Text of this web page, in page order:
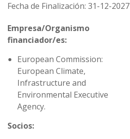
Fecha de Finalización: 31-12-2027
Empresa/Organismo
financiador/es:
European Commission:
European Climate,
Infrastructure and
Environmental Executive
Agency.
Socios: